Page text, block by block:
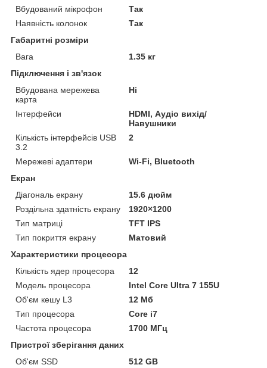
Вбудований мікрофон
Так
Наявність колонок
Так
Габаритні розміри
Вага
1.35 кг
Підключення і зв'язок
Вбудована мережева
карта
Ні
Інтерфейси
HDMI, Аудіо вихід/
Навушники
Кількість інтерфейсів USB
3.2
2
Мережеві адаптери
Wi-Fi, Bluetooth
Екран
Діагональ екрану
15.6 дюйм
Роздільна здатність екрану
1920×1200
Тип матриці
TFT IPS
Тип покриття екрану
Матовий
Характеристики процесора
Кількість ядер процесора
12
Модель процесора
Intel Core Ultra 7 155U
Об'єм кешу L3
12 Мб
Тип процесора
Core i7
Частота процесора
1700 МГц
Пристрої зберігання даних
Об'єм SSD
512 GB